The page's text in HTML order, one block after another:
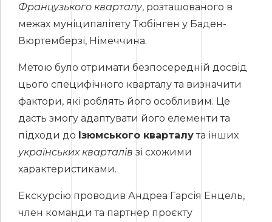
Французького кварталу, розташованого в
межах муніципалітету Тюбінген у Баден-
Вюртемберзі, Німеччина.
Метою було отримати безпосередній досвід
цього специфічного кварталу та визначити
фактори, які роблять його особливим. Це
дасть змогу адаптувати його елементи та
підходи до Ізюмського кварталута інших
українських кварталів зі схожими
характеристиками.
Екскурсію проводив Андреа Гарсія Енцель,
член команди та партнер проєкту